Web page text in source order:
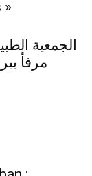
»
الجمعية
مرفأ